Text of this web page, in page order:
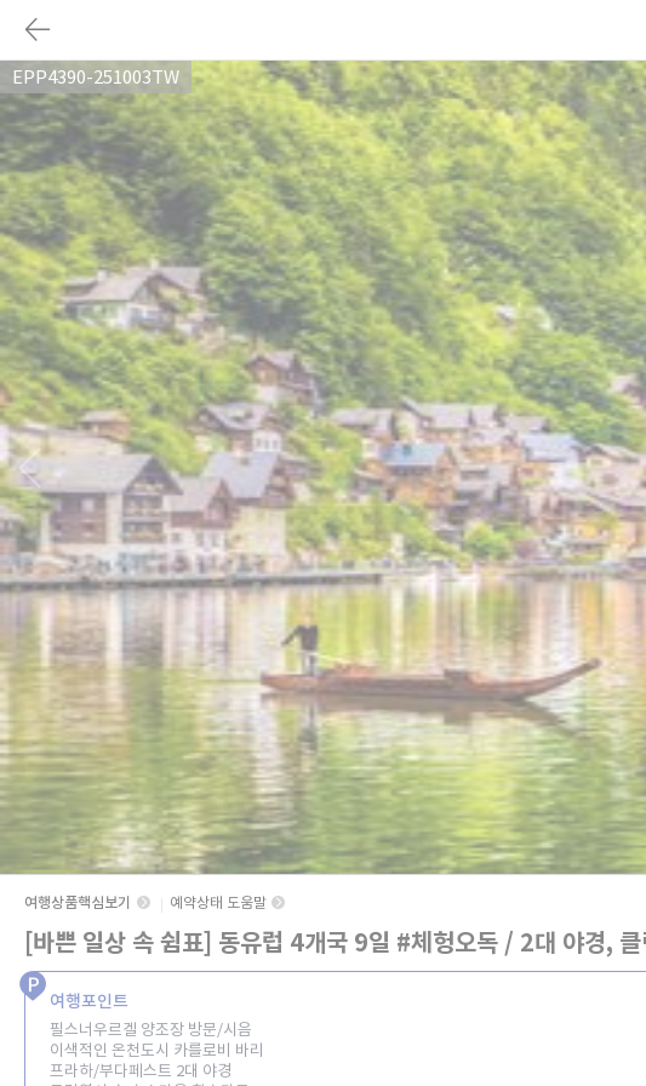
다음
EPP4390-251003TW
여행상품핵심보기 예약상태 도움말
[바쁜 일상 속 쉼표] 동유럽 4개국 9일 #체헝오독 / 2대 야경,
여행포인트
필스너우르겔 양조장 방문/시음
이색적인 온천도시 카를로비 바리
프라하/부다페스트 2대 야경